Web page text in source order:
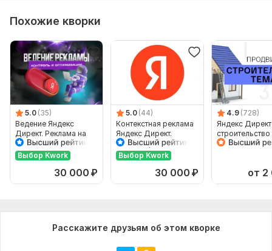
Консультация
Количество ключевых слов: 150
Срок выполнения:2 дня
Тип:
Создание и настройка
Похожие кворки
5.0 (35)
Ведение Яндекс
Директ. Реклама на
поиске и РСЯ
Выбор Kwork
30 000 ₽
5.0 (44)
Контекстная реклама
Яндекс Директ.
Ведение рекламных
кампаний
Выбор Kwork
30 000 ₽
4.9 (728)
Яндекс
бань
от 2
Расскажите друзьям об этом кворке